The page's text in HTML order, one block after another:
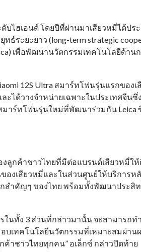
ไฮเอนด์ โดยปีที่ผ่านมาเสียวหมี่ได้ปร
ระยะยาว (long-term strategic
เพื่อพัฒนานวัตกรรมเทคโนโลยีด้าน
12S Ultra สมาร์ทโฟนรุ่นแรกของ
ได้วางจำหน่ายเฉพาะในประเทศจีนซึ่
าร์ทโฟนรุ่นใหม่ที่พัฒนาร่วมกัน Leica
ลูกค้าชาวไทยที่มีต่อแบรนด์เสียวหมี่ให้
งเสียวหมี่และในส่วนศูนย์ให้บริการห
ำคัญๆ ของไทย พร้อมทั้งพัฒนาประสิ
ในทั้ง 3 ส่วนที่กล่าวมานั้น จะสามารถท
อบเทคโนโลยีนวัตกรรมที่เหมาะสมผ่า
าชาวไทยทุกคน” อเล็กซ์ กล่าวปิดท้าย